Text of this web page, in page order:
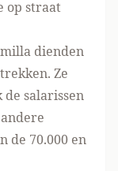
op straat
dienden
Ze
de salarissen
de 70.000 en